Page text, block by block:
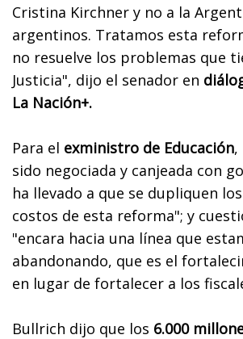
Cristina Kirchner y no a la
argentinos. Tratamos esta
no resuelve los problemas que
Justicia", dijo el senador en
La Nación+.
Para el exministro de Educación,
sido negociada y canjeada con
ha llevado a que se dupliquen
costos de esta reforma"; y
"encara hacia una línea que
abandonando, que es el
en lugar de fortalecer a los
Bullrich dijo que los 6.000